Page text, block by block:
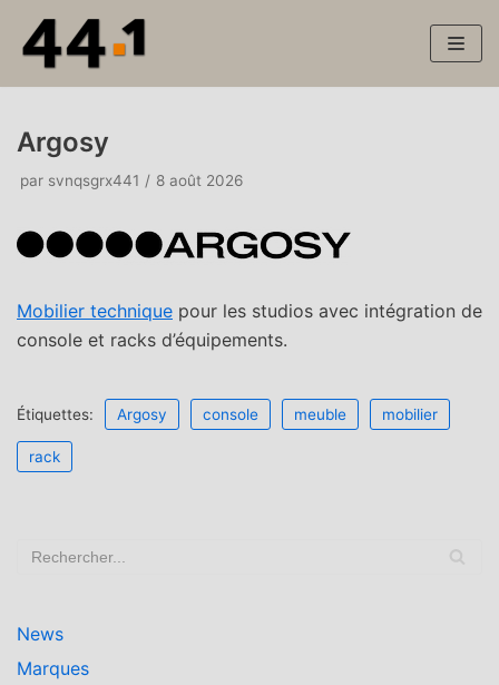
Aller
au
contenu
Argosy
par svnqsgrx441 8 août 2026
Mobilier technique pour les studios avec intégration de
console et racks d’équipements.
Étiquettes: Argosy console meuble mobilier
rack
News
Marques